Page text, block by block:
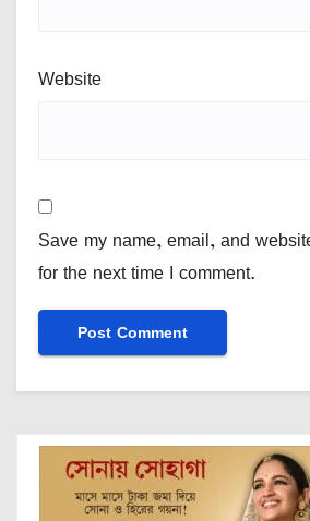
Website
Save my name, email, and
for the next time I comment.